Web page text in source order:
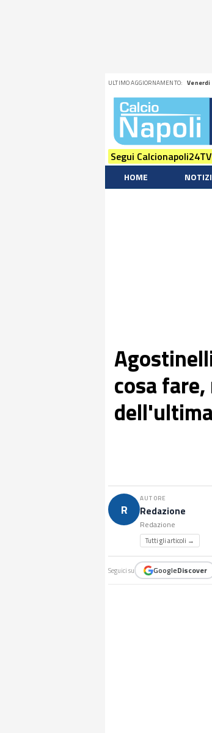
ULTIMO AGGIORNAMENTO:
Segui
HOME
cosa
R
AUTORE
Redazione
Redazione
Tutti gli articoli →
Seguici su GoogleDiscover